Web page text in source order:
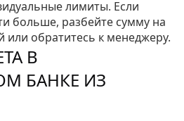
лимиты. Если
больше, разбейте сумму на
или обратитесь к менеджеру.
В
БАНКЕ ИЗ